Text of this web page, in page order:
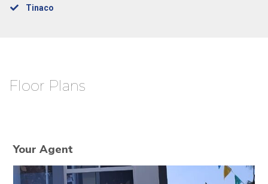
Tinaco
Floor Plans
Your Agent